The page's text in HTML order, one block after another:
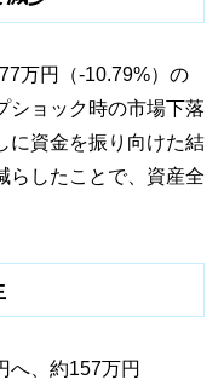
万円（-10.79%）の
ショック時の市場下落
に資金を振り向けた結
らしたことで、資産全
へ、約157万円